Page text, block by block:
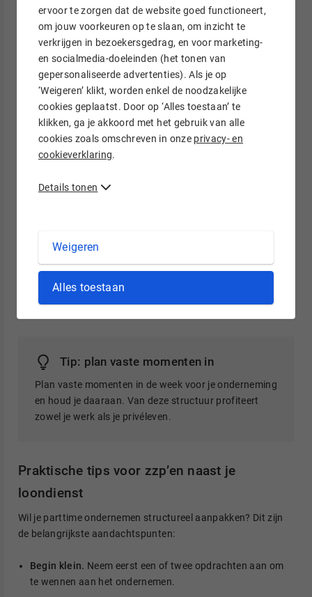
ervoor te zorgen dat de website goed functioneert,
om jouw voorkeuren op te slaan, om inzicht te
verkrijgen in bezoekersgedrag, en voor marketing-
en socialmedia-doeleinden (het tonen van
gepersonaliseerde advertenties). Als je op
‘Weigeren’ klikt, worden enkel de noodzakelijke
cookies geplaatst. Door op ‘Alles toestaan’ te
klikken, ga je akkoord met het gebruik van alle
cookies zoals omschreven in onze privacy- en
cookieverklaring.
Details tonen
Weigeren
Alles toestaan
Weten wat je kunt verwachten, maakt het makkelijker om
goed te starten. Hoe ziet parttime ondernemen er in de
praktijk uit?
Hoeveel tijd kost ondernemen naast loondienst?
Parttime ondernemen wordt vaak onderschat. Het vraagt
meer tijd dan mensen verwachten. Je hebt niet alleen tijd
nodig voor het uitvoeren van opdrachten, maar ook voor:
Administratie en boekhouding
Offertes schrijven en gesprekken voeren
week kwijt aan hun onderneming, afhankelijk van hoeveel
Tip: plan vaste momenten in
Plan vaste momenten in de week voor je onderneming
en houd je daaraan. Van deze structuur profiteert
zowel je werk als je privéleven.
Praktische tips voor zzp’en naast je
loondienst
Wil je parttime ondernemen structureel aanpakken? Dit zijn
de belangrijkste aandachtspunten:
Begin klein. Neem eerst een of twee opdrachten aan om
te wennen aan het ondernemen.